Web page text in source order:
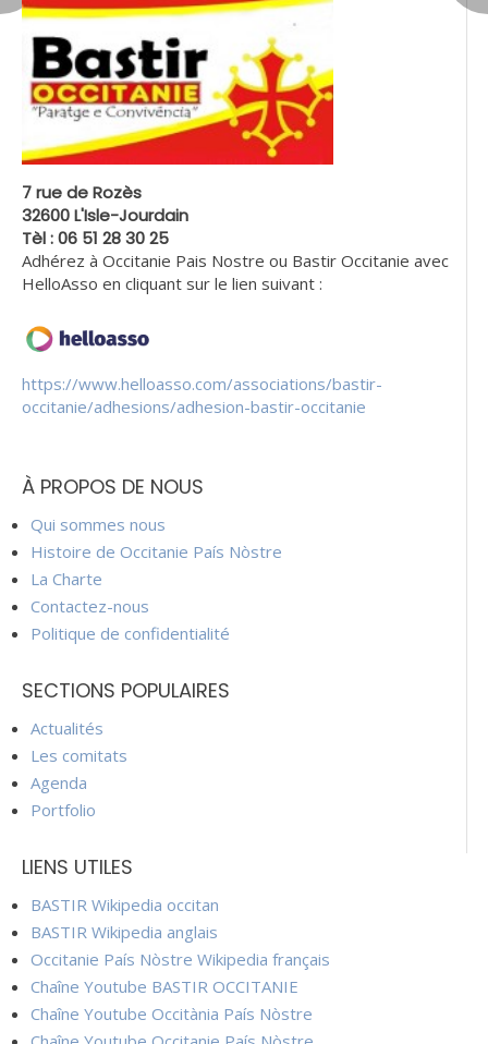
7 rue de Rozès
32600 L'Isle-Jourdain
Tèl : 06 51 28 30 25
Adhérez à Occitanie Pais Nostre ou Bastir Occitanie avec
HelloAsso en cliquant sur le lien suivant :
https://www.helloasso.com/associations/bastir-
occitanie/adhesions/adhesion-bastir-occitanie
À PROPOS DE NOUS
Qui sommes nous
Histoire de Occitanie País Nòstre
La Charte
Contactez-nous
Politique de confidentialité
SECTIONS POPULAIRES
Actualités
Les comitats
Agenda
Portfolio
LIENS UTILES
BASTIR Wikipedia occitan
BASTIR Wikipedia anglais
Occitanie País Nòstre Wikipedia français
Chaîne Youtube BASTIR OCCITANIE
Chaîne Youtube Occitània País Nòstre